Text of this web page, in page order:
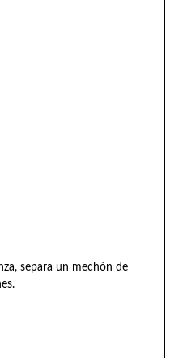
separa un mechón de